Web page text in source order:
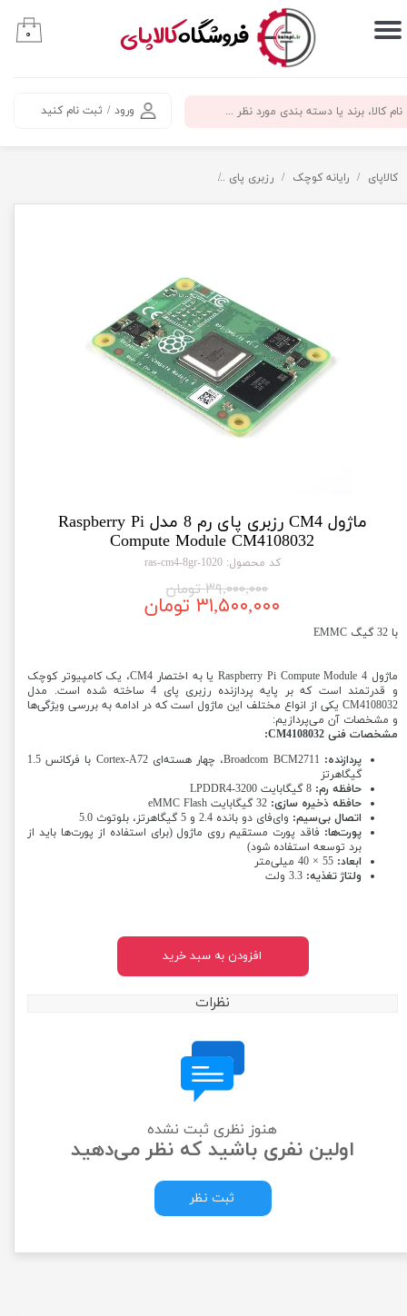
​فروشگاهکالاپای
ورود / ثبت نام کنید
حساب کاربری من
سفارشات
۰
کالاپای رایانه کوچک رزبری پای
ماژول CM4 رزبری پای رم 8 مدل Raspberry Pi
Compute Module CM4108032
کد محصول: 1020-ras-cm4-8gr
۳۹,۰۰۰,۰۰۰ تومان
۳۱,۵۰۰,۰۰۰ تومان
با 32 گیگ EMMC
ماژول Raspberry Pi Compute Module 4 یا به اختصار CM4، یک کامپیوتر کوچک
و قدرتمند است که بر پایه پردازنده رزبری پای 4 ساخته شده است. مدل
CM4108032 یکی از انواع مختلف این ماژول است که در ادامه به بررسی ویژگی‌ها
و مشخصات آن می‌پردازیم:
مشخصات فنی CM4108032:
پردازنده:
Broadcom BCM2711، چهار هسته‌ای Cortex-A72 با فرکانس 1.5
گیگاهرتز
حافظه رم:
حافظه ذخیره سازی:
اتصال بی‌سیم: وای‌فای دو بانده 2.4 و 5 گیگاهرتز، بلوتوث 5.0
پورت‌ها: فاقد پورت مستقیم روی ماژول (برای استفاده از پورت‌ها باید از
برد توسعه استفاده شود)
ابعاد:
ولتاژ تغذیه:
افزودن به سبد خرید
نظرات
هنوز نظری ثبت نشده
اولین نفری باشید که نظر می‌دهید
ثبت نظر